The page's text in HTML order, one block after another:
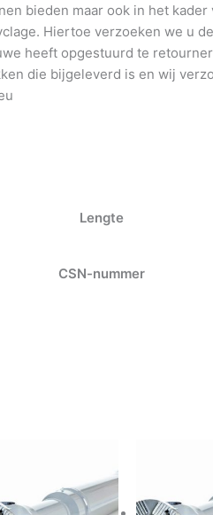
bieden maar ook in het
Hiertoe verzoeken we u
heeft opgestuurd te
die bijgeleverd is en wij
Lengte
CSN-nummer